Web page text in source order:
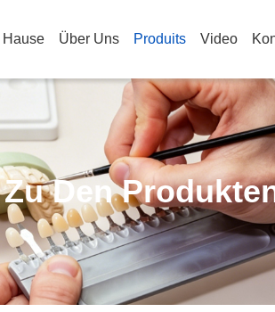
Hause Über Uns Produits Video
Den